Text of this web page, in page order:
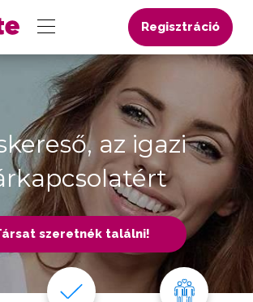
Regisztráció
az igazi
szeretnék találni!